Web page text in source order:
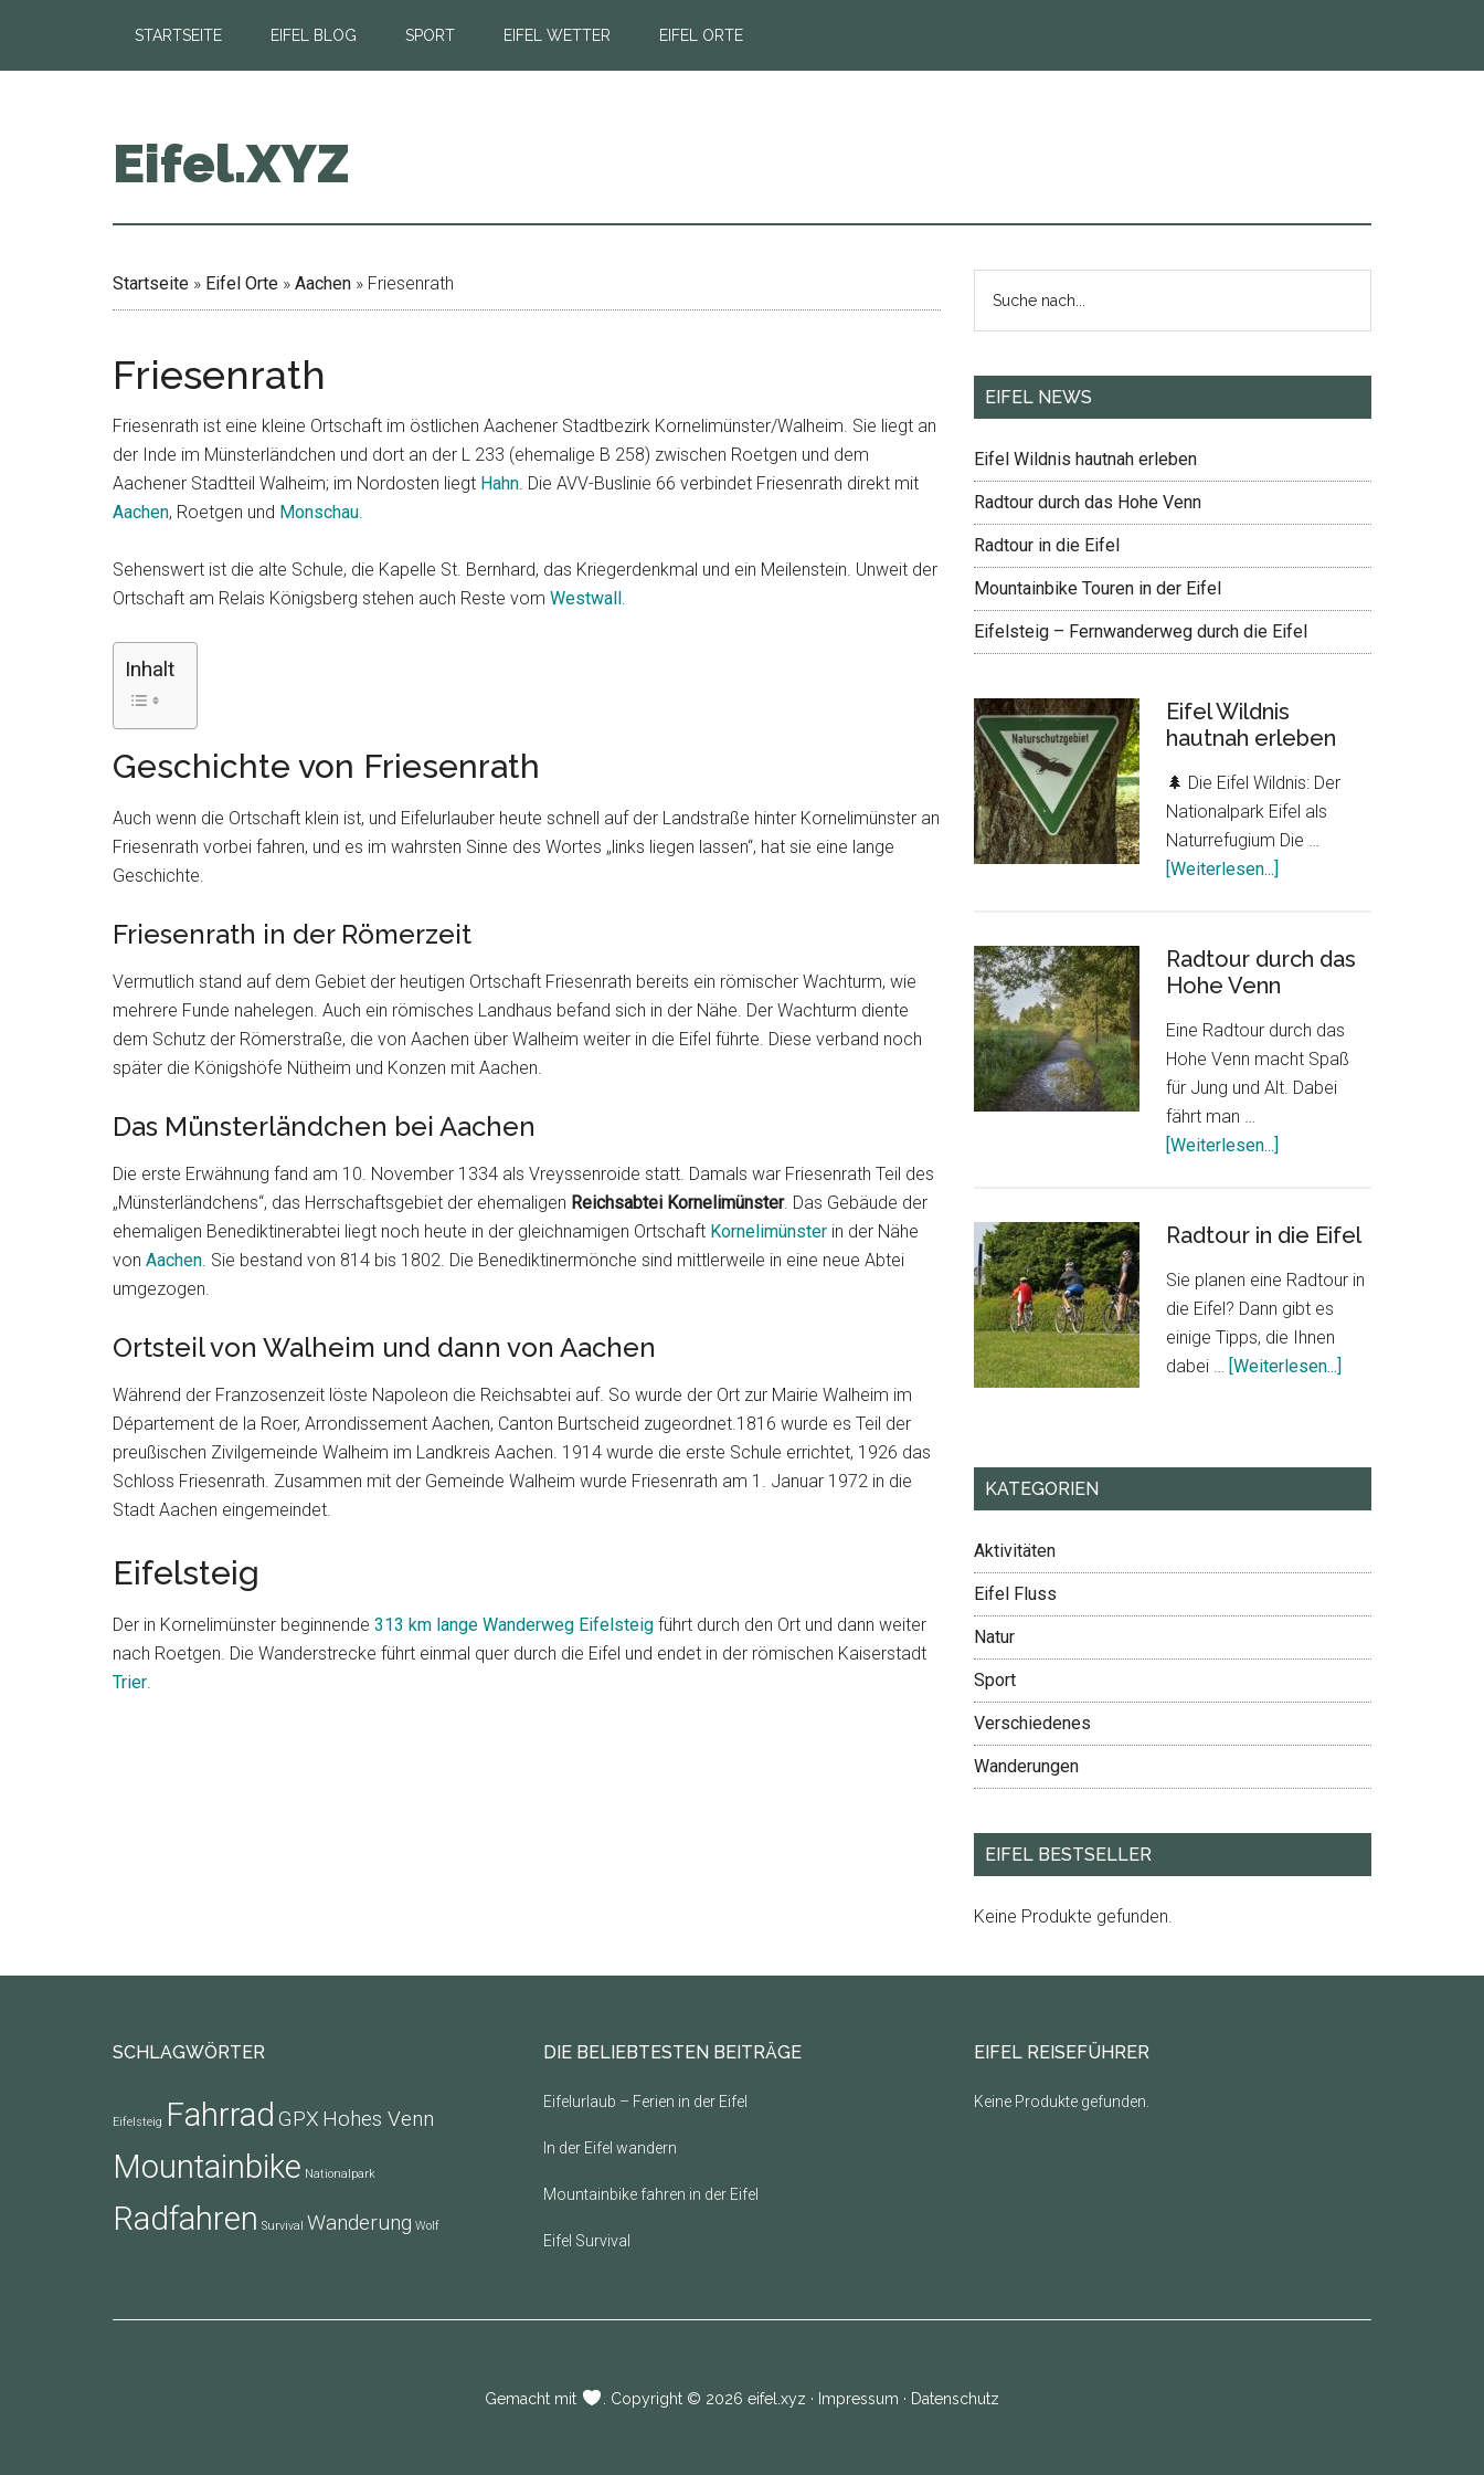
springen
springen
springen
STARTSEITE EIFEL BLOG SPORT EIFEL WETTER EIFEL ORTE
Eifel.XYZ
Startseite » Eifel Orte » Aachen » Friesenrath
Friesenrath
Friesenrath ist eine kleine Ortschaft im östlichen Aachener Stadtbezirk Kornelimünster/Walheim. Sie liegt an
der Inde im Münsterländchen und dort an der L 233 (ehemalige B 258) zwischen Roetgen und dem
Aachener Stadtteil Walheim; im Nordosten liegt Hahn. Die AVV-Buslinie 66 verbindet Friesenrath direkt mit
Aachen, Roetgen und Monschau.
Sehenswert ist die alte Schule, die Kapelle St. Bernhard, das Kriegerdenkmal und ein Meilenstein. Unweit der
Ortschaft am Relais Königsberg stehen auch Reste vom Westwall.
Inhalt
Geschichte von Friesenrath
Auch wenn die Ortschaft klein ist, und Eifelurlauber heute schnell auf der Landstraße hinter Kornelimünster an
Friesenrath vorbei fahren, und es im wahrsten Sinne des Wortes „links liegen lassen“, hat sie eine lange
Geschichte.
Friesenrath in der Römerzeit
Vermutlich stand auf dem Gebiet der heutigen Ortschaft Friesenrath bereits ein römischer Wachturm, wie
mehrere Funde nahelegen. Auch ein römisches Landhaus befand sich in der Nähe. Der Wachturm diente
dem Schutz der Römerstraße, die von Aachen über Walheim weiter in die Eifel führte. Diese verband noch
später die Königshöfe Nütheim und Konzen mit Aachen.
Das Münsterländchen bei Aachen
Die erste Erwähnung fand am 10. November 1334 als Vreyssenroide statt. Damals war Friesenrath Teil des
„Münsterländchens“, das Herrschaftsgebiet der ehemaligen Reichsabtei Kornelimünster. Das Gebäude der
ehemaligen Benediktinerabtei liegt noch heute in der gleichnamigen Ortschaft Kornelimünster in der Nähe
von Aachen. Sie bestand von 814 bis 1802. Die Benediktinermönche sind mittlerweile in eine neue Abtei
umgezogen.
Ortsteil von Walheim und dann von Aachen
Während der Franzosenzeit löste Napoleon die Reichsabtei auf. So wurde der Ort zur Mairie Walheim im
Département de la Roer, Arrondissement Aachen, Canton Burtscheid zugeordnet.1816 wurde es Teil der
preußischen Zivilgemeinde Walheim im Landkreis Aachen. 1914 wurde die erste Schule errichtet, 1926 das
Schloss Friesenrath. Zusammen mit der Gemeinde Walheim wurde Friesenrath am 1. Januar 1972 in die
Stadt Aachen eingemeindet.
Eifelsteig
Der in Kornelimünster beginnende 313 km lange Wanderweg Eifelsteig führt durch den Ort und dann weiter
nach Roetgen. Die Wanderstrecke führt einmal quer durch die Eifel und endet in der römischen Kaiserstadt
Trier.
Seitenspalte
nach...
EIFEL NEWS
Eifel Wildnis hautnah erleben
Radtour durch das Hohe Venn
Radtour in die Eifel
Mountainbike Touren in der Eifel
Eifelsteig – Fernwanderweg durch die Eifel
Eifel Wildnis
hautnah erleben
🌲 Die Eifel Wildnis: Der
Nationalpark Eifel als
Naturrefugium Die …
[Weiterlesen...]
erleben
Radtour durch das
Hohe Venn
Eine Radtour durch das
Hohe Venn macht Spaß
für Jung und Alt. Dabei
fährt man …
[Weiterlesen...]
Hohe
Radtour in die Eifel
Sie planen eine Radtour in
die Eifel? Dann gibt es
einige Tipps, die Ihnen
dabei … [Weiterlesen...]
KATEGORIEN
Aktivitäten
Eifel Fluss
Natur
Sport
Verschiedenes
Wanderungen
EIFEL BESTSELLER
Keine Produkte gefunden.
SCHLAGWÖRTER
Eifelsteig Fahrrad GPX Hohes Venn
Mountainbike Nationalpark
Radfahren Survival Wanderung Wolf
DIE BELIEBTESTEN BEITRÄGE
Eifelurlaub – Ferien in der Eifel
In der Eifel wandern
Mountainbike fahren in der Eifel
Eifel Survival
EIFEL REISEFÜHRER
Keine Produkte gefunden.
Gemacht mit . Copyright © 2026 eifel.xyz · Impressum · Datenschutz